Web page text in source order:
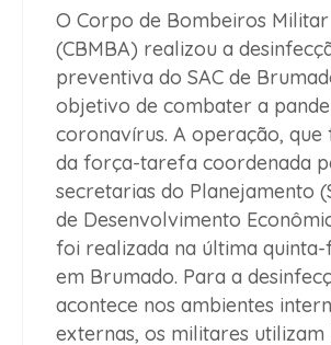
O Corpo de Bombeiros Militar
(CBMBA) realizou a
preventiva do SAC de
objetivo de combater a
coronavírus. A operação,
da força-tarefa coordenada
secretarias do Planejamento
de Desenvolvimento
foi realizada na última
em Brumado. Para a
acontece nos ambientes
externas, os militares